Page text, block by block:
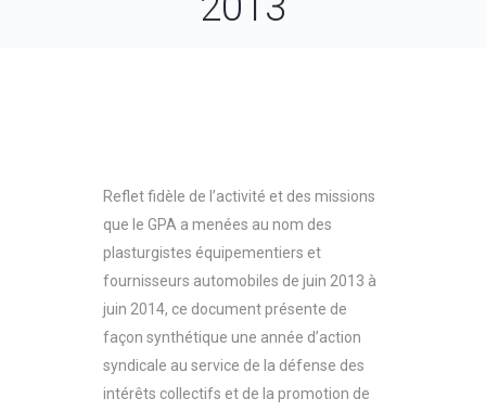
Reflet fidèle de l’activité et des missions
que le GPA a menées au nom des
plasturgistes équipementiers et
fournisseurs automobiles de juin 2013 à
juin 2014, ce document présente de
façon synthétique une année d’action
syndicale au service de la défense des
intérêts collectifs et de la promotion de